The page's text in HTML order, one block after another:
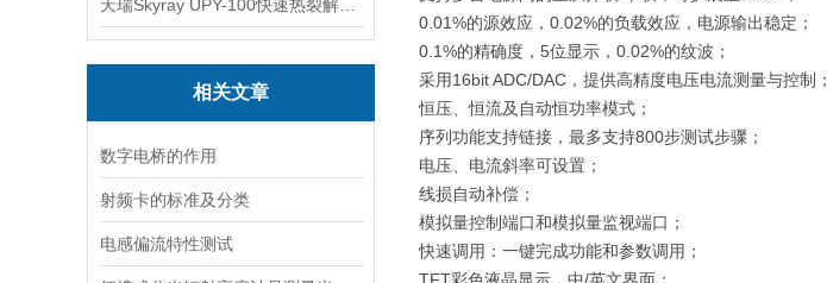
相关文章
数字电桥的作用
射频卡的标准及分类
电感偏流特性测试
0.01%的源效应， 0.02%的负载效应，电源输出稳定；
0.1%的精确度， 5位显示， 0.02%的纹波；
采用16bit ADC/DAC ，提供高精度电压电流测量与控制；
恒压、恒流及自动恒功率模式；
序列功能支持链接，最多支持800步测试步骤；
电压、电流斜率可设置；
线损自动补偿；
模拟量控制端口和模拟量监视端口；
快速调用：一键完成功能和参数调用；